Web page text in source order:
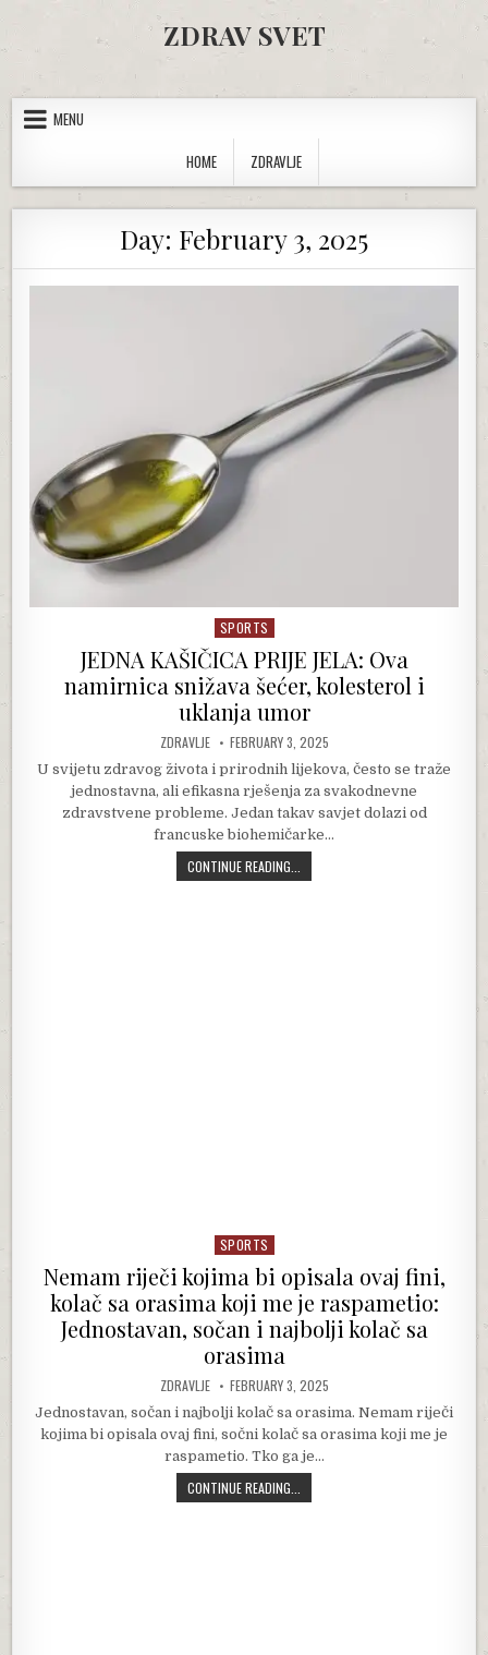
ZDRAV SVET
MENU
HOME
ZDRAVLJE
Day: February 3, 2025
Posted in
SPORTS
JEDNA KAŠIČICA PRIJE JELA: Ova
namirnica snižava šećer, kolesterol i
uklanja umor
AUTHOR:
ZDRAVLJE PUBLISHED DATE:
FEBRUARY 3, 2025
U svijetu zdravog života i prirodnih lijekova, često se traže
jednostavna, ali efikasna rješenja za svakodnevne
zdravstvene probleme. Jedan takav savjet dolazi od
francuske biohemičarke…
CONTINUE READING...
Posted in
SPORTS
Nemam riječi kojima bi opisala ovaj fini,
kolač sa orasima koji me je raspametio:
Jednostavan, sočan i najbolji kolač sa
orasima
AUTHOR:
ZDRAVLJE PUBLISHED DATE:
FEBRUARY 3, 2025
Jednostavan, sočan i najbolji kolač sa orasima. Nemam riječi
kojima bi opisala ovaj fini, sočni kolač sa orasima koji me je
raspametio. Tko ga je…
CONTINUE READING...